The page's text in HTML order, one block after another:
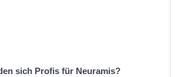
sich Profis für Neuramis?